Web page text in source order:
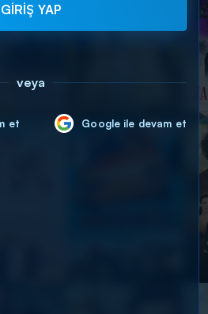
GİRİŞ YAP
veya
et Google ile devam et